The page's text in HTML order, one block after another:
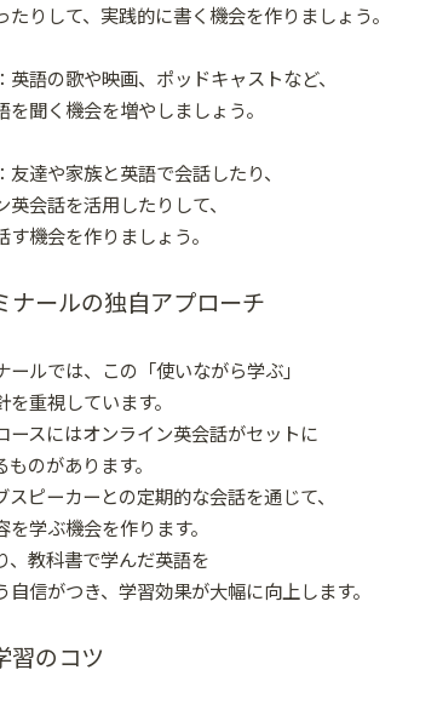
たりして、実践的に書く機会を作りましょう。
英語の歌や映画、ポッドキャストなど、
を聞く機会を増やしましょう。
友達や家族と英語で会話したり、
英会話を活用したりして、
す機会を作りましょう。
ナールの独自アプローチ
ールでは、この「使いながら学ぶ」
を重視しています。
ースにはオンライン英会話がセットに
のがあります。
スピーカーとの定期的な会話を通じて、
を学ぶ機会を作ります。
、教科書で学んだ英語を
自信がつき、学習効果が大幅に向上します。
習のコツ